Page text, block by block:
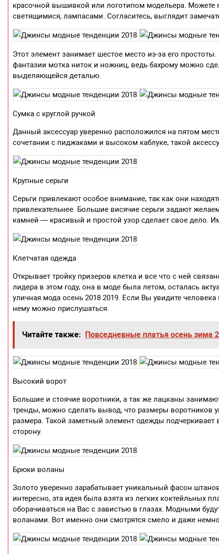
красочной вышивкой или логотипом модельера. Можете
светящимися, лампасами. Согласитесь, выглядит
Этот элемент занимает шестое место из-за его
фантазии мотка ниток и ножниц, ведь бахрому можно
выделяющейся деталью.
Сумка с круглой ручкой
Данный аксессуар уверенно расположился на пятом
сочетании с пиджаками и высоком каблуке, такой
Крупные серьги
Серьги привлекают особое внимание, так как они
привлекательнее. Большие висячие серьги задают
камней — красивый и простой узор сделает свое дело.
Клетчатая одежда
Открывает тройку призеров клетка и все что с ней
лидера в этом году, она в моде была летом, осталась
уличная мода осень 2018 2019. Если Вы увидите
нему можно прислушаться.
Читайте также: Повседневные платья осень зима
Высокий ворот
Большие и стоячие воротники, а так же лацканы
тренды, можно сделать вывод, что размеры воротников
размера. Такой заметный элемент одежды
сторону.
Брюки воланы
Золото уверенно зарабатывает уникальный фасон
интересно, эта идея была взята из легких коктейльных
оборачиваться на Вас с завистью в глазах. Модными
воланами. Вот именно они смотрятся смело и даже